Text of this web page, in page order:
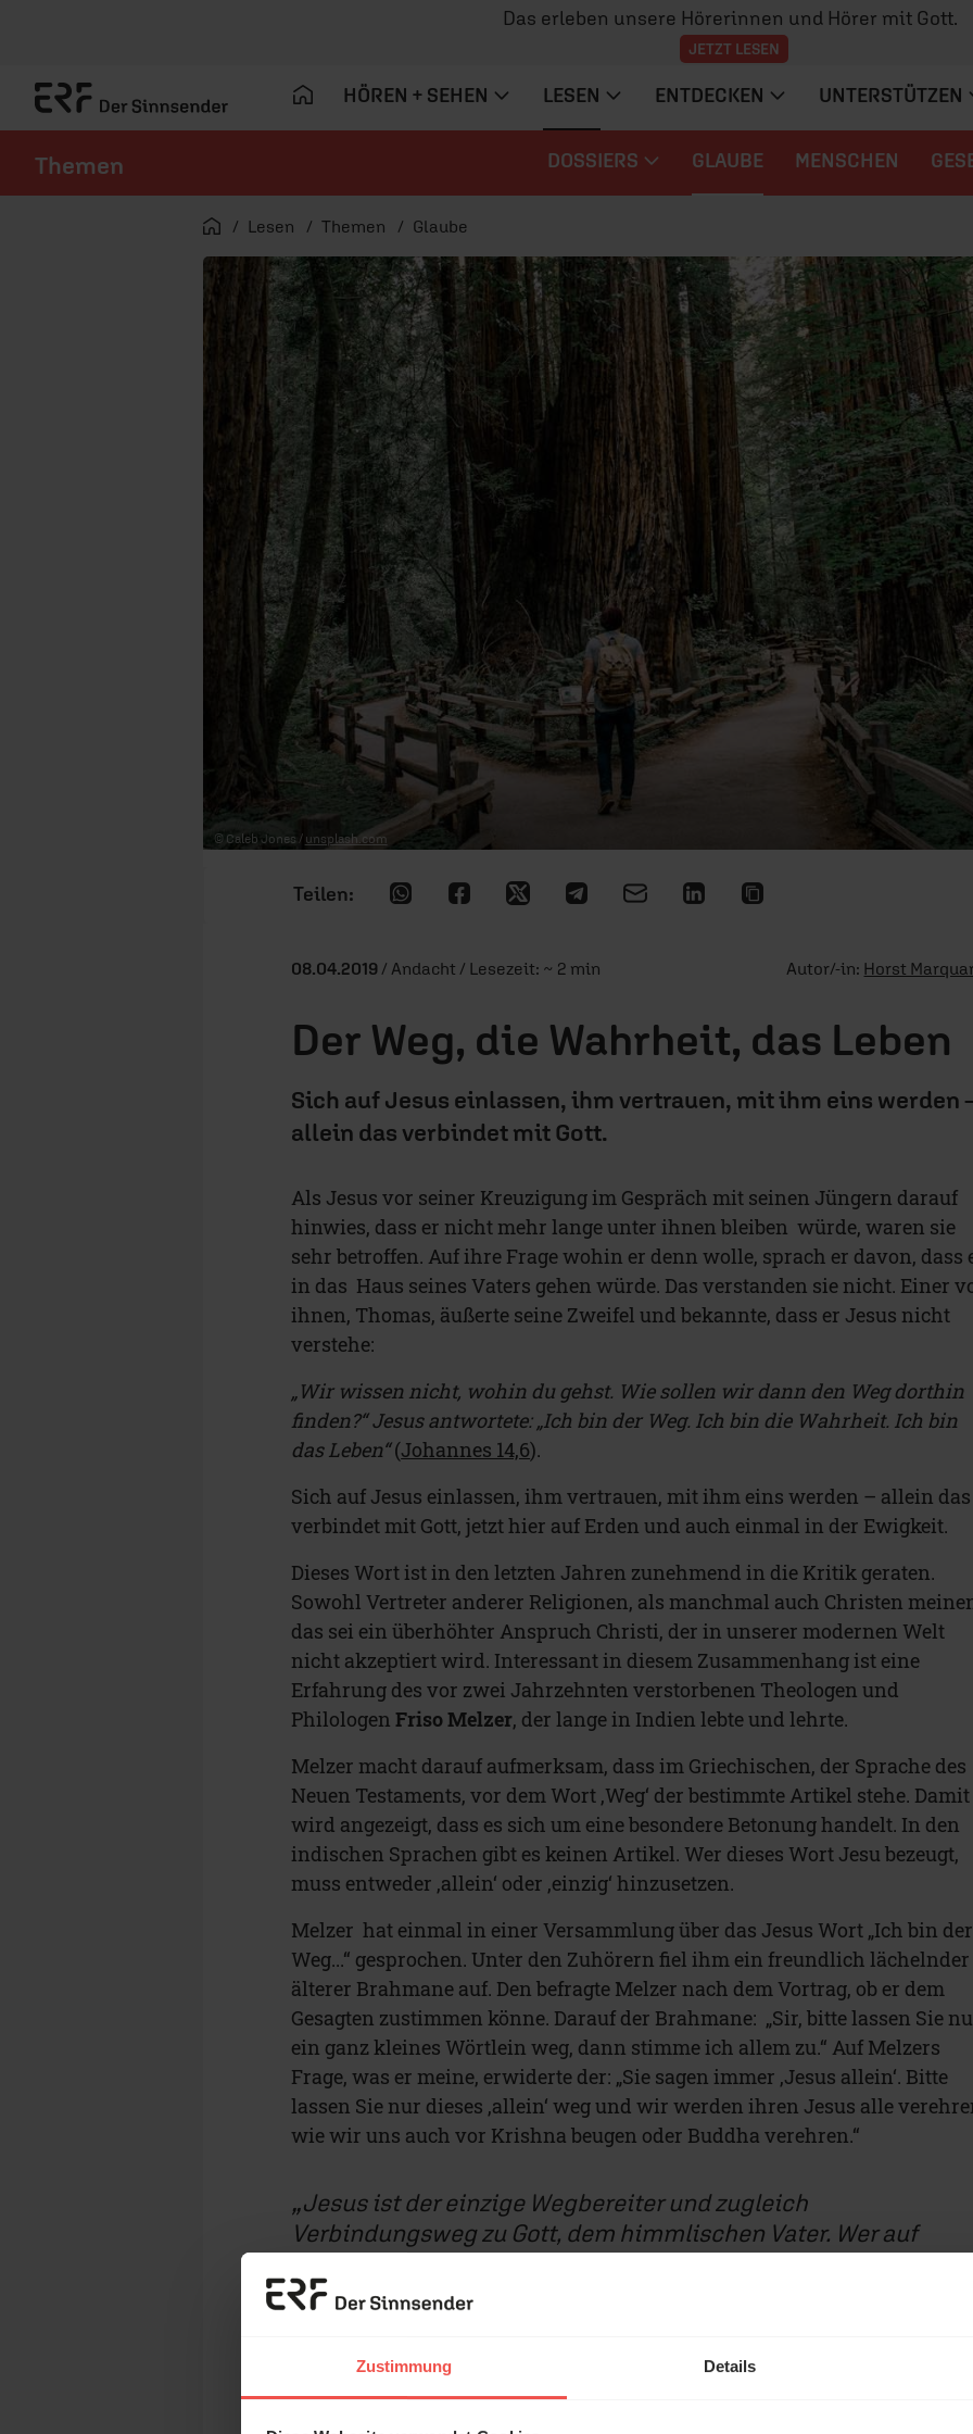
Zustimmung Details
Das erleben unsere Hörerinnen und Hörer mit Gott.
JETZT LESEN
HÖREN + SEHEN LESEN ENTDECKEN UNTERSTÜTZEN
Themen DOSSIERS GLAUBE MENSCHEN
Startseite
Lesen Themen Glaube
© Caleb Jones / unsplash.com
08.04.2019 / Andacht / Lesezeit: ~ 2 min Autor/-in: Horst
Der Weg, die Wahrheit, das Leben
Sich auf Jesus einlassen, ihm vertrauen, mit ihm eins werden
allein das verbindet mit Gott.
Als Jesus vor seiner Kreuzigung im Gespräch mit seinen Jüngern darauf
hinwies, dass er nicht mehr lange unter ihnen bleiben würde, waren sie
sehr betroffen. Auf ihre Frage wohin er denn wolle, sprach er davon, dass
in das Haus seines Vaters gehen würde. Das verstanden sie nicht. Einer
ihnen, Thomas, äußerte seine Zweifel und bekannte, dass er Jesus nicht
verstehe:
„Wir wissen nicht, wohin du gehst. Wie sollen wir dann den Weg dorthin
finden?“ Jesus antwortete: „Ich bin der Weg. Ich bin die Wahrheit. Ich bin
das Leben“(Johannes 14,6).
Sich auf Jesus einlassen, ihm vertrauen, mit ihm eins werden – allein das
verbindet mit Gott, jetzt hier auf Erden und auch einmal in der Ewigkeit.
Dieses Wort ist in den letzten Jahren zunehmend in die Kritik geraten.
Sowohl Vertreter anderer Religionen, als manchmal auch Christen
das sei ein überhöhter Anspruch Christi, der in unserer modernen Welt
nicht akzeptiert wird. Interessant in diesem Zusammenhang ist eine
Erfahrung des vor zwei Jahrzehnten verstorbenen Theologen und
PhilologenFriso Melzer, der lange in Indien lebte und lehrte.
Melzer macht darauf aufmerksam, dass im Griechischen, der Sprache des
Neuen Testaments, vor dem Wort ‚Weg‘ der bestimmte Artikel stehe. Damit
wird angezeigt, dass es sich um eine besondere Betonung handelt. In den
indischen Sprachen gibt es keinen Artikel. Wer dieses Wort Jesu bezeugt,
muss entweder ‚allein‘ oder ‚einzig‘ hinzusetzen.
Melzer hat einmal in einer Versammlung über das Jesus Wort „Ich bin der
Weg...“ gesprochen. Unter den Zuhörern fiel ihm ein freundlich lächelnder
älterer Brahmane auf. Den befragte Melzer nach dem Vortrag, ob er dem
Gesagten zustimmen könne. Darauf der Brahmane: „Sir, bitte lassen Sie
ein ganz kleines Wörtlein weg, dann stimme ich allem zu.“ Auf Melzers
Frage, was er meine, erwiderte der: „Sie sagen immer ‚Jesus allein‘. Bitte
lassen Sie nur dieses ‚allein‘ weg und wir werden ihren Jesus alle
wie wir uns auch vor Krishna beugen oder Buddha verehren.“
Jesus ist der einzige Wegbereiter und zugleich
Verbindungsweg zu Gott, dem himmlischen Vater. Wer auf
In der indischen Sprache Malayalan heißt 'kleines Wörtlein“ Alpan oder